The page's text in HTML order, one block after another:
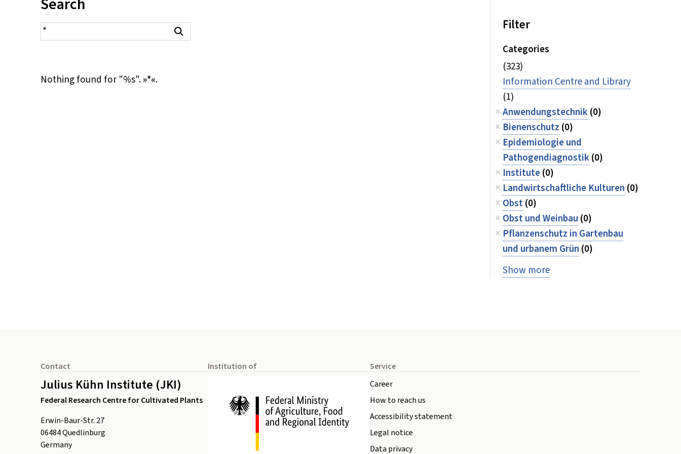
search result
Nothing found for "%s".»*«.
Filter
Categories
(323)
Information Centre and Library
(1)
Anwendungstechnik(0)
Bienenschutz (0)
Epidemiologie und
Pathogendiagnostik(0)
Institute(0)
Landwirtschaftliche Kulturen (0)
Obst(0)
Obst und Weinbau (0)
Pflanzenschutz in Gartenbau
und urbanem Grün (0)
Show more
Contact
Julius Kühn Institute (JKI)
Federal Research Centre for Cultivated Plants
Erwin-Baur-Str. 27
06484Quedlinburg
Germany
Institution of
Service
Career
How to reach us
Accessibility statement
Legal notice
Data privacy